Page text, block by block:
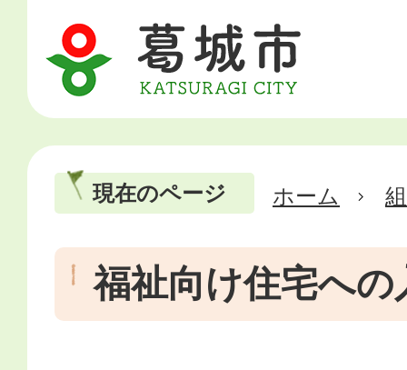
現在のページ ホーム
福祉向け住宅への